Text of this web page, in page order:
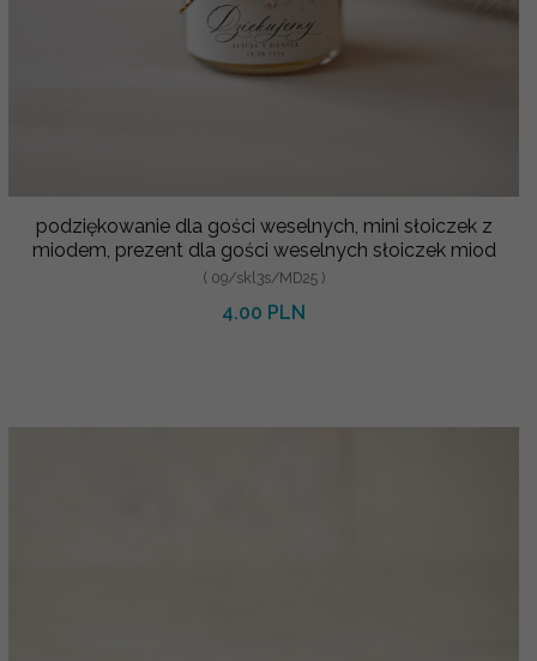
podziękowanie dla gości weselnych, mini słoiczek z
miodem, prezent dla gości weselnych słoiczek miod
( 09/skl3s/MD25 )
4.00 PLN